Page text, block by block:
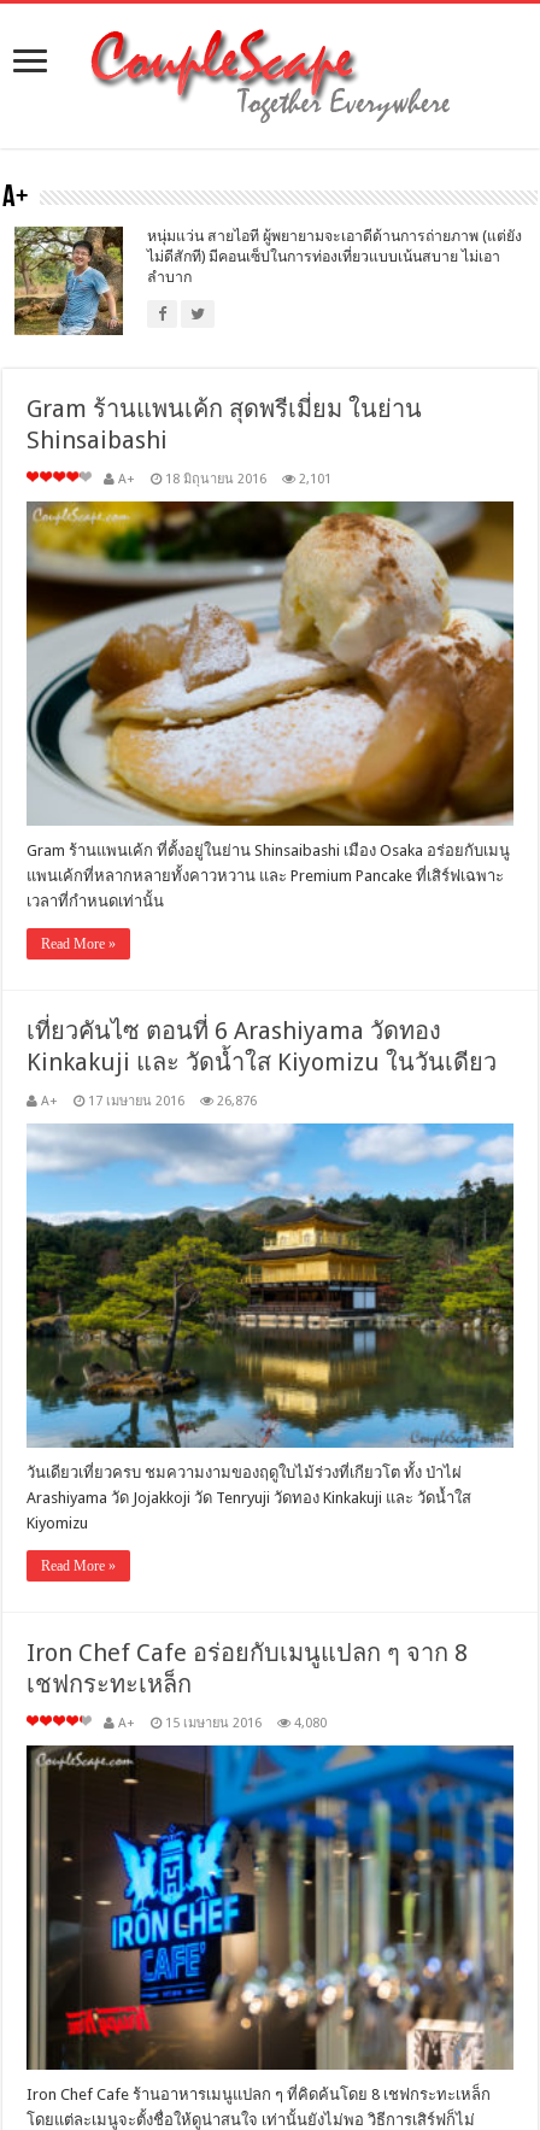
A+
หนุ่มแว่น สายไอที ผู้พยายามจะเอาดีด้านการถ่ายภาพ (แต่ยัง
ไม่ดีสักที) มีคอนเซ็ปในการท่องเที่ยวแบบเน้นสบาย ไม่เอา
ลำบาก
Gram ร้านแพนเค้ก สุดพรีเมี่ยม ในย่าน
Shinsaibashi
A+ 18 มิถุนายน 2016 2,101
Gram ร้านแพนเค้ก ที่ตั้งอยู่ในย่าน Shinsaibashi เมือง Osaka อร่อยกับเมนู
แพนเค้กที่หลากหลายทั้งคาวหวาน และ Premium Pancake ที่เสิร์ฟเฉพาะ
เวลาที่กำหนดเท่านั้น
Read More »
เที่ยวคันไซ ตอนที่ 6 Arashiyama วัดทอง
Kinkakuji และ วัดน้ำใส Kiyomizu ในวันเดียว
A+ 17 เมษายน 2016 26,876
วันเดียวเที่ยวครบ ชมความงามของฤดูใบไม้ร่วงที่เกียวโต ทั้ง ป่าไผ่
Arashiyama วัด Jojakkoji วัด Tenryuji วัดทอง Kinkakuji และ วัดน้ำใส
Kiyomizu
Read More »
Iron Chef Cafe อร่อยกับเมนูแปลก ๆ จาก 8
เชฟกระทะเหล็ก
A+ 15 เมษายน 2016 4,080
Iron Chef Cafe ร้านอาหารเมนูแปลก ๆ ที่คิดค้นโดย 8 เชฟกระทะเหล็ก
โดยแต่ละเมนูจะตั้งชื่อให้ดูน่าสนใจ เท่านั้นยังไม่พอ วิธีการเสิร์ฟก็ไม่